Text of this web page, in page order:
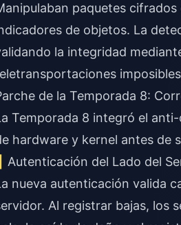
paquetes
de objetos. La
la integridad
de la Temporada 8:
Temporada 8 integró el
hardware y kernel antes de
Autenticación del Lado del
nueva autenticación valida
Al registrar bajas, los